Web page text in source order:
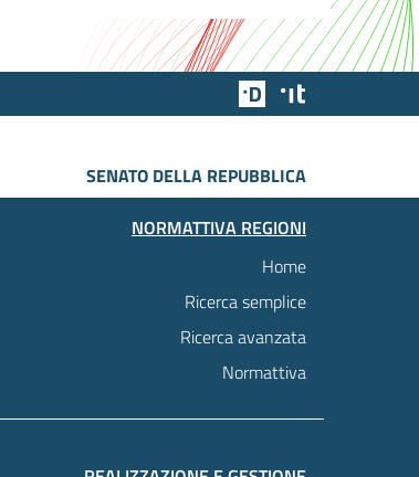
Team Digitale
SENATO DELLA REPUBBLICA
NORMATTIVA REGIONI
Home
Ricerca semplice
Ricerca avanzata
Normattiva